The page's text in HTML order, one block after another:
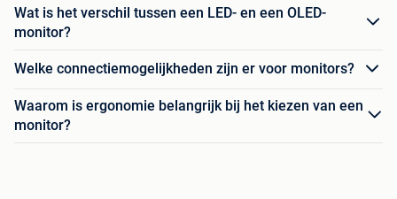
Wat is het verschil tussen een LED- en een OLED-
monitor?
Welke connectiemogelijkheden zijn er voor monitors?
Waarom is ergonomie belangrijk bij het kiezen van een
monitor?